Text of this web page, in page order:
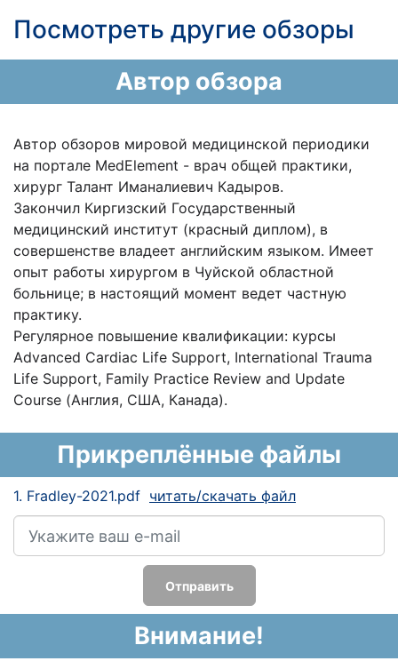
Посмотреть другие обзоры
Автор обзора
Автор обзоров мировой медицинской периодики
на портале MedElement - врач общей практики,
хирург Талант Иманалиевич Кадыров.
Закончил Киргизский Государственный
медицинский институт (красный диплом), в
совершенстве владеет английским языком. Имеет
опыт работы хирургом в Чуйской областной
больнице; в настоящий момент ведет частную
практику.
Регулярное повышение квалификации: курсы
Advanced Cardiac Life Support, International Trauma
Life Support, Family Practice Review and Update
Course (Англия, США, Канада).
Прикреплённые файлы
1. Fradley-2021.pdf читать/скачать файл
Отправить
Внимание!